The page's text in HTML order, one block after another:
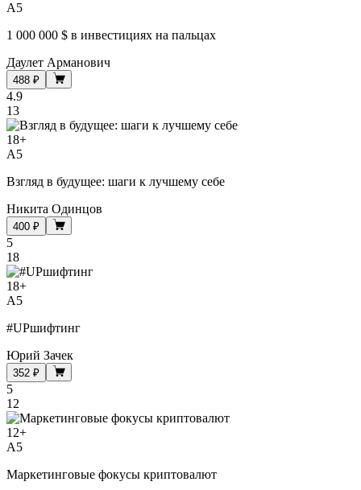
A5
1 000 000 $ в инвестициях на пальцах
Даулет Арманович
488 ₽
4.9
13
18+
A5
Взгляд в будущее: шаги к лучшему себе
Никита Одинцов
400 ₽
5
18
18+
A5
#UPшифтинг
Юрий Зачек
352 ₽
5
12
12+
A5
Маркетинговые фокусы криптовалют